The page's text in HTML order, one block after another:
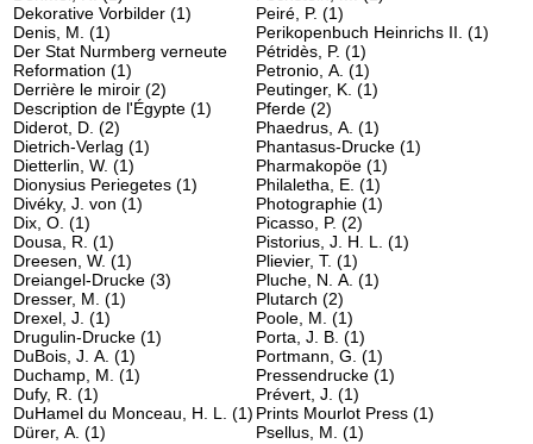
Dekorative Vorbilder(1)
Denis, M.(1)
Der Stat Nurmberg verneute
Reformation(1)
Derrière le miroir(2)
Description de l'Égypte(1)
Diderot, D.(2)
Dietrich-Verlag(1)
Dietterlin, W.(1)
Dionysius Periegetes(1)
Divéky, J. von(1)
Dix, O.(1)
Dousa, R.(1)
Dreesen, W.(1)
Dreiangel-Drucke(3)
Dresser, M.(1)
Drexel, J.(1)
Drugulin-Drucke(1)
DuBois, J. A.(1)
Duchamp, M.(1)
Dufy, R.(1)
DuHamel du Monceau, H. L.(1)
Dürer, A.(1)
Peiré, P.(1)
Perikopenbuch Heinrichs II.(1)
Pétridès, P.(1)
Petronio, A.(1)
Peutinger, K.(1)
Pferde(2)
Phaedrus, A.(1)
Phantasus-Drucke(1)
Pharmakopöe(1)
Philaletha, E.(1)
Photographie(1)
Picasso, P.(2)
Pistorius, J. H. L.(1)
Plievier, T.(1)
Pluche, N. A.(1)
Plutarch(2)
Poole, M.(1)
Porta, J. B.(1)
Portmann, G.(1)
Pressendrucke(1)
Prévert, J.(1)
Prints Mourlot Press(1)
Psellus, M.(1)